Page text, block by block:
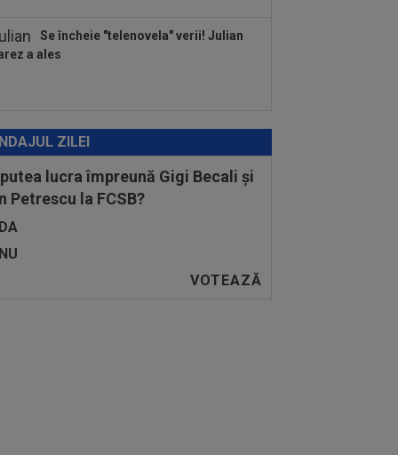
Se încheie "telenovela" verii! Julian
a ales
ZILEI
lucra împreună Gigi Becali și
Petrescu la FCSB?
DA
NU